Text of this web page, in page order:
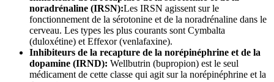
noradrénaline (IRSN):Les IRSN agissent sur le
fonctionnement de la sérotonine et de la noradrénaline dans le
cerveau. Les types les plus courants sont Cymbalta
(duloxétine) et Effexor (venlafaxine).
Inhibiteurs de la recapture de la norépinéphrine et de la
dopamine (IRND): Wellbutrin (bupropion) est le seul
médicament de cette classe qui agit sur la norépinéphrine et la